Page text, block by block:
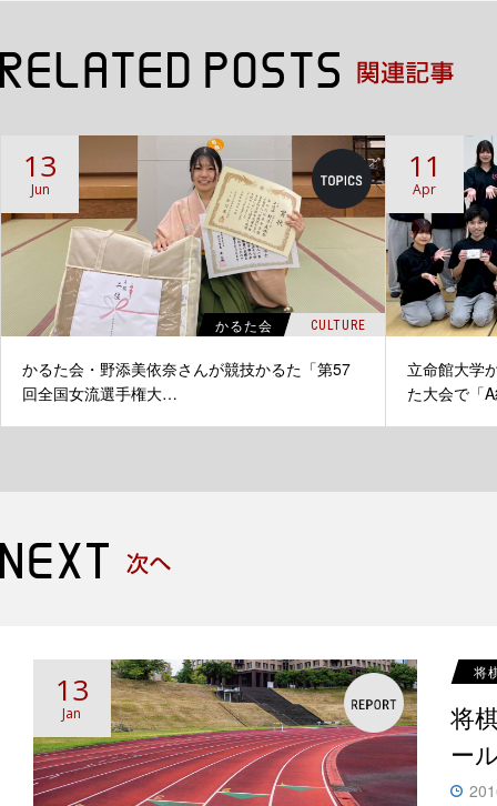
13
Jun
かるた会 CULTURE
かるた会・野添美依奈さんが競技かるた「第57
回全国女流選手権大…
11
Apr
立命館大学
た大会で「
13
Jan
将
将
ー